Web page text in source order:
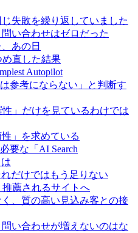
失敗を繰り返していました
い合わせはゼロだった
あの日
直した結果
Autopilot
参考にならない」と判断す
」だけを見ているわけでは
」を求めている
要な「AI Search
だけではもう足りない
薦されるサイトへ
、質の高い見込み客との接
い合わせが増えないのはな